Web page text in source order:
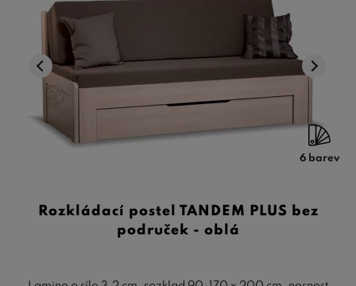
6 barev
Rozkládací postel TANDEM PLUS bez
područek - oblá